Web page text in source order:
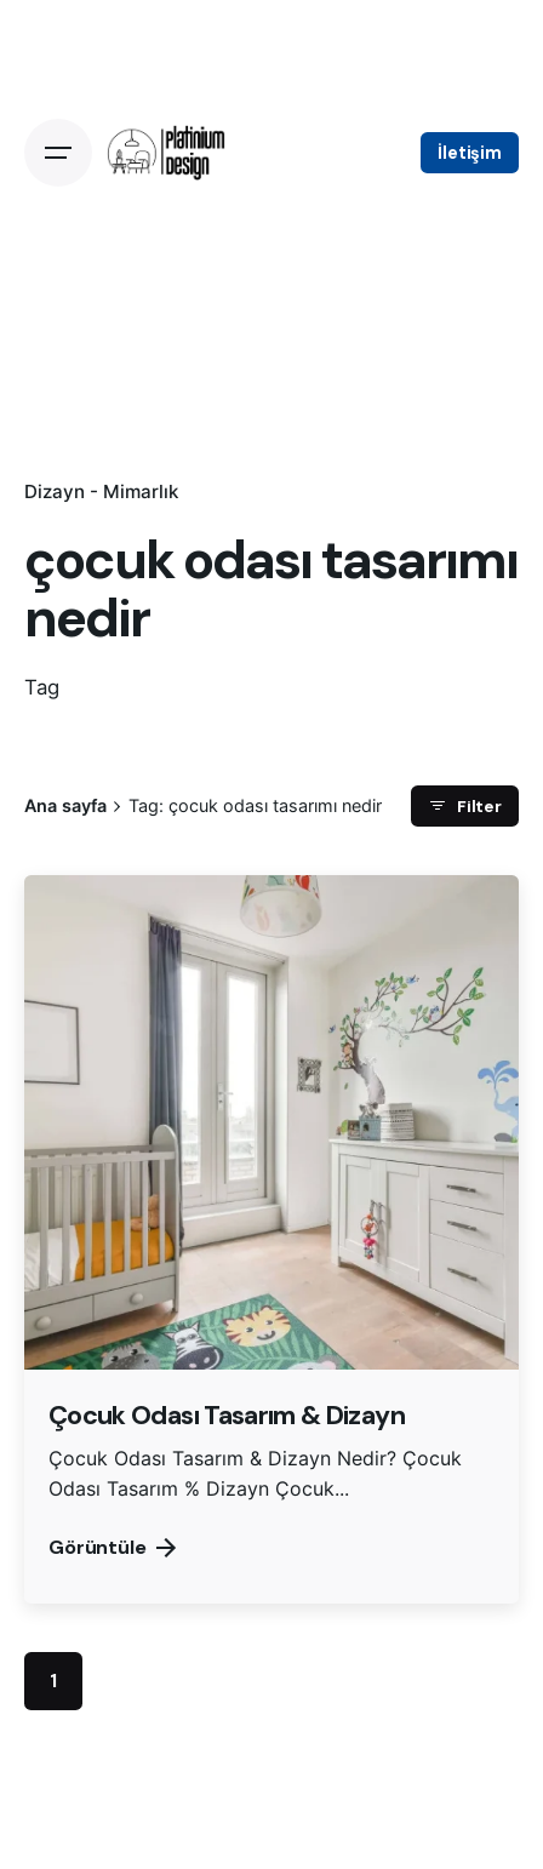
İletişim
Dizayn - Mimarlık
çocuk odası tasarımı
nedir
Tag
Ana sayfa Tag: çocuk odası tasarımı nedir Filter
Çocuk Odası Tasarım & Dizayn
Çocuk Odası Tasarım & Dizayn Nedir? Çocuk
Odası Tasarım % Dizayn Çocuk...
Görüntüle
1